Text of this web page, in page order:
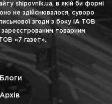
shipovnik.ua, в якій би формі
не здійснювалося, суворо
згоди з боку ІА ТОВ
товарним
«7 газет».
Блоги
Архів